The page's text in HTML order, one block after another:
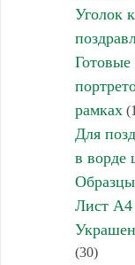
Уголок
рамках
Для
в ворде
Лист А4
(30)